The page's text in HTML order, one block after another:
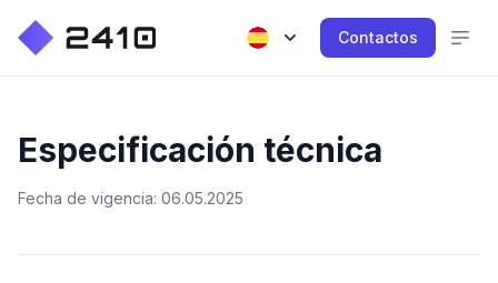
Contactos
Especificación técnica
Fecha de vigencia: 06.05.2025